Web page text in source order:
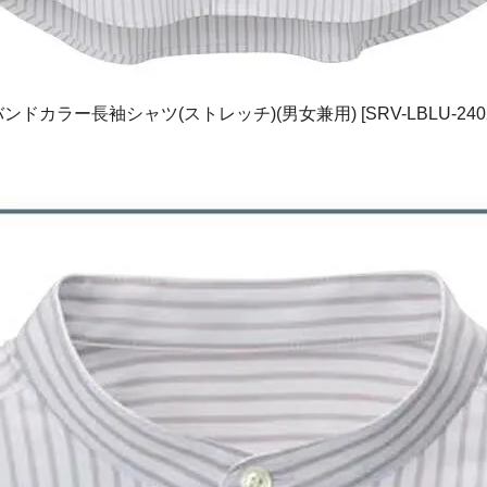
ンドカラー長袖シャツ(ストレッチ)(男女兼用) [SRV-LBLU-